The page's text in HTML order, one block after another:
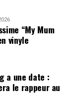
“My Mum
vinyle
a une date :
le rappeur au